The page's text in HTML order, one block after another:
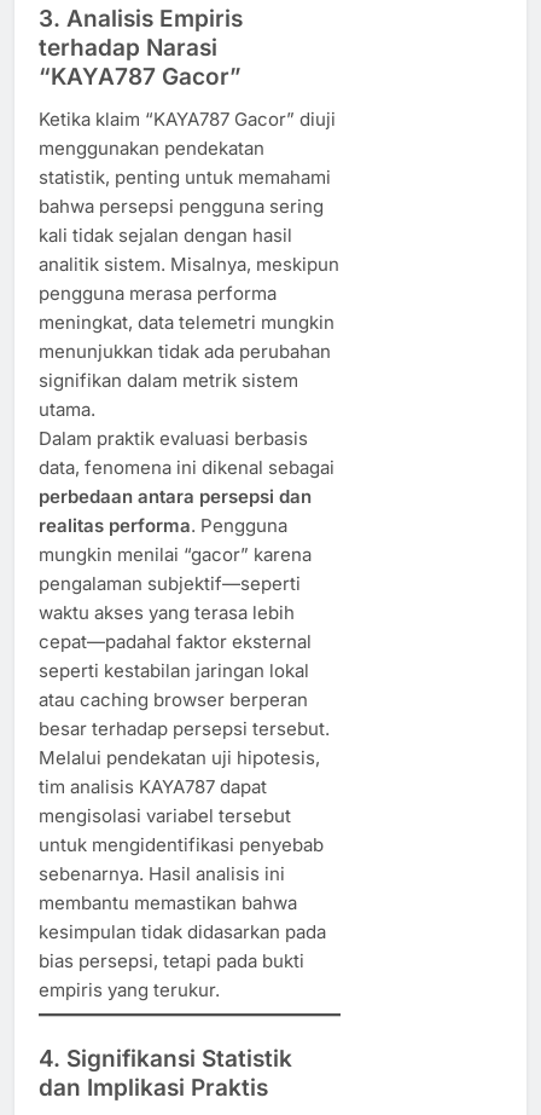
3. Analisis Empiris
terhadap Narasi
“KAYA787 Gacor”
Ketika klaim “KAYA787 Gacor” diuji
menggunakan pendekatan
statistik, penting untuk memahami
bahwa persepsi pengguna sering
kali tidak sejalan dengan hasil
analitik sistem. Misalnya, meskipun
pengguna merasa performa
meningkat, data telemetri mungkin
menunjukkan tidak ada perubahan
signifikan dalam metrik sistem
utama.
Dalam praktik evaluasi berbasis
data, fenomena ini dikenal sebagai
perbedaan antara persepsi dan
realitas performa. Pengguna
mungkin menilai “gacor” karena
pengalaman subjektif—seperti
waktu akses yang terasa lebih
cepat—padahal faktor eksternal
seperti kestabilan jaringan lokal
atau caching browser berperan
besar terhadap persepsi tersebut.
Melalui pendekatan uji hipotesis,
tim analisis KAYA787 dapat
mengisolasi variabel tersebut
untuk mengidentifikasi penyebab
sebenarnya. Hasil analisis ini
membantu memastikan bahwa
kesimpulan tidak didasarkan pada
bias persepsi, tetapi pada bukti
empiris yang terukur.
4. Signifikansi Statistik
dan Implikasi Praktis